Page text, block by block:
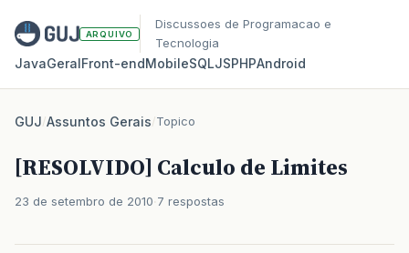
ARQUIVO
Discussoes de Programacao e
Tecnologia
JavaGeralFront‑endMobileSQLJSPHPAndroid
GUJ/Assuntos Gerais/Topico
[RESOLVIDO] Calculo de Limites
23 de setembro de 2010 7 respostas